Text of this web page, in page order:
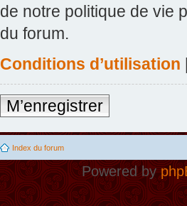
de notre politique de vie
du forum.
Conditions d’utilisation
M’enregistrer
Index du forum
Powered by